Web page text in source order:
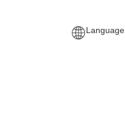
Language